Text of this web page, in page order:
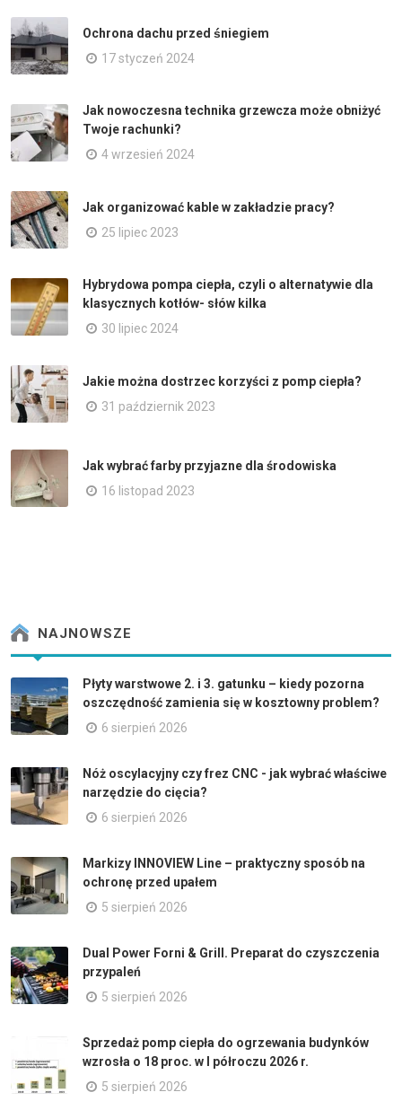
Ochrona dachu przed śniegiem
17 styczeń 2024
Jak nowoczesna technika grzewcza może obniżyć
Twoje rachunki?
4 wrzesień 2024
Jak organizować kable w zakładzie pracy?
25 lipiec 2023
Hybrydowa pompa ciepła, czyli o alternatywie dla
klasycznych kotłów- słów kilka
30 lipiec 2024
Jakie można dostrzec korzyści z pomp ciepła?
31 październik 2023
Jak wybrać farby przyjazne dla środowiska
16 listopad 2023
NAJNOWSZE
Płyty warstwowe 2. i 3. gatunku – kiedy pozorna
oszczędność zamienia się w kosztowny problem?
6 sierpień 2026
Nóż oscylacyjny czy frez CNC - jak wybrać właściwe
narzędzie do cięcia?
6 sierpień 2026
Markizy INNOVIEW Line – praktyczny sposób na
ochronę przed upałem
5 sierpień 2026
Dual Power Forni & Grill. Preparat do czyszczenia
przypaleń
5 sierpień 2026
Sprzedaż pomp ciepła do ogrzewania budynków
wzrosła o 18 proc. w I półroczu 2026 r.
5 sierpień 2026